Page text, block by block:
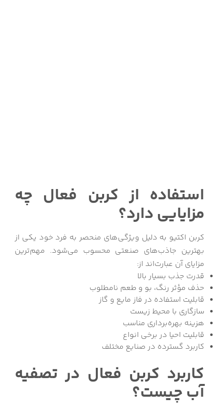
استفاده از کربن فعال چه
مزایایی دارد؟
کربن اکتیو به دلیل ویژگی‌های منحصر به فرد خود یکی از
بهترین جاذب‌های صنعتی محسوب می‌شود. مهم‌ترین
مزایای آن عبارت‌اند از:
قدرت جذب بسیار بالا
حذف مؤثر رنگ، بو و طعم نامطلوب
قابلیت استفاده در فاز مایع و گاز
سازگاری با محیط زیست
هزینه بهره‌برداری مناسب
قابلیت احیا در برخی انواع
کاربرد گسترده در صنایع مختلف
کاربرد کربن فعال در تصفیه
آب چیست؟